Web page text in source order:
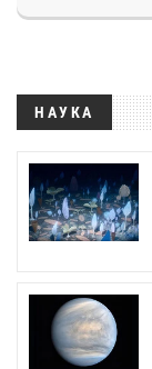
НАУКА